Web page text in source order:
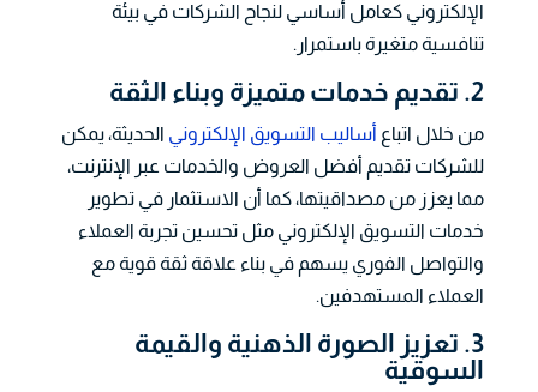
الإلكتروني كعامل أساسي لنجاح الشركات في بيئة
تنافسية متغيرة باستمرار.
2. تقديم خدمات متميزة وبناء الثقة
من خلال اتباع أساليب التسويق الإلكتروني الحديثة، يمكن
للشركات تقديم أفضل العروض والخدمات عبر الإنترنت،
مما يعزز من مصداقيتها، كما أن الاستثمار في تطوير
خدمات التسويق الإلكتروني مثل تحسين تجربة العملاء
والتواصل الفوري يسهم في بناء علاقة ثقة قوية مع
العملاء المستهدفين.
3. تعزيز الصورة الذهنية والقيمة
السوقية